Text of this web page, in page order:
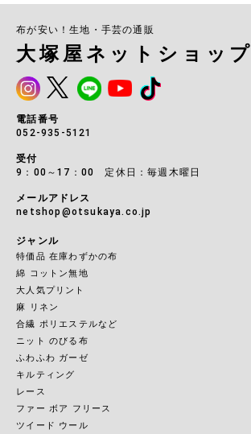
布が安い！生地・手芸の通販
大塚屋ネットショップ
電話番号
052-935-5121
受付
9：00～17：00 定休日：毎週木曜日
メールアドレス
netshop@otsukaya.co.jp
ジャンル
特価品 在庫わずかの布
綿 コットン無地
大人気プリント
麻 リネン
合繊 ポリエステルなど
ニット のびる布
ふわふわ ガーゼ
キルティング
レース
ファー ボア フリース
ツイード ウール